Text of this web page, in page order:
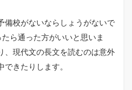
備校がないならしょうがないで
ら通った方がいいと思いま
、現代文の長文を読むのは意外
きたりします。